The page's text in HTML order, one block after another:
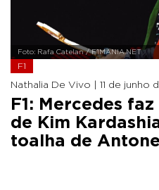
Foto: Rafa Catelan / F1MANIA.NET
F1
Nathalia De Vivo | 11 de junho
F1: Mercedes
de Kim
toalha de